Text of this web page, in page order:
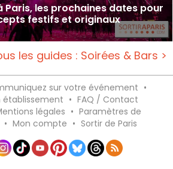
Paris, les prochaines dates pour
festifs et originaux
les guides : Soirées & Bars >
sur votre événement •
établissement • FAQ / Contact
légales • Paramètres de
• Mon compte • Sortir de Paris